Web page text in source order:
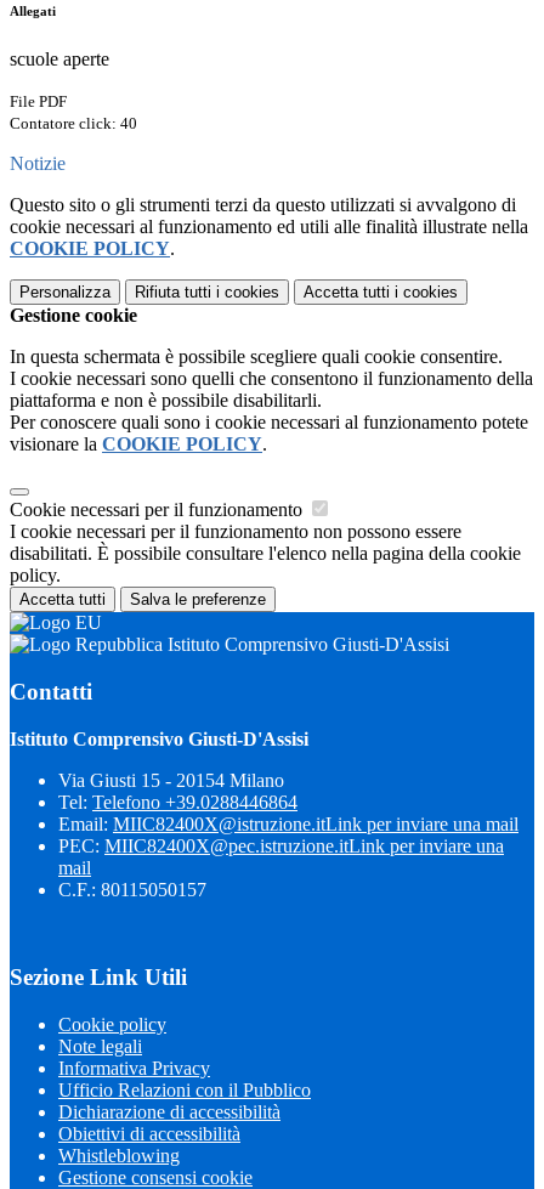
Allegati
scuole aperte
File PDF
Contatore click: 40
Notizie
Questo sito o gli strumenti terzi da questo utilizzati si avvalgono di
cookie necessari al funzionamento ed utili alle finalità illustrate nella
COOKIE POLICY.
Personalizza Rifiuta tutti i cookies Accetta tutti i cookies
Gestione cookie
In questa schermata è possibile scegliere quali cookie consentire.
I cookie necessari sono quelli che consentono il funzionamento della
piattaforma e non è possibile disabilitarli.
Per conoscere quali sono i cookie necessari al funzionamento potete
visionare la COOKIE POLICY.
Cookie necessari per il funzionamento
I cookie necessari per il funzionamento non possono essere
disabilitati. È possibile consultare l'elenco nella pagina della cookie
policy.
Accetta tutti Salva le preferenze
Istituto Comprensivo Giusti-D'Assisi
Contatti
Istituto Comprensivo Giusti-D'Assisi
Via Giusti 15 - 20154 Milano
Tel: Telefono +39.0288446864
Email: MIIC82400X@istruzione.itLink per inviare una mail
PEC: MIIC82400X@pec.istruzione.itLink per inviare una
mail
C.F.: 80115050157
Sezione Link Utili
Cookie policy
Note legali
Informativa Privacy
Ufficio Relazioni con il Pubblico
Dichiarazione di accessibilità
Obiettivi di accessibilità
Whistleblowing
Gestione consensi cookie